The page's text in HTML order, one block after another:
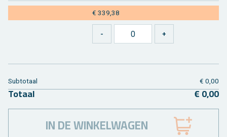
€ 339,38
Sub­to­taal € 0,00
To­taal € 0,00
IN DE WINKELWAGEN